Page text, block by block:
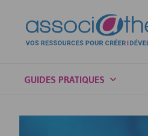
GUIDES PRATIQUES